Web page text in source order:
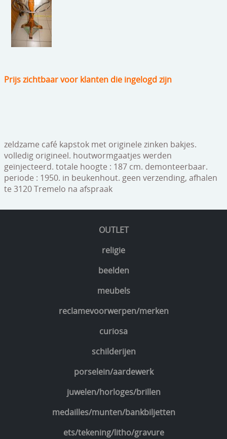
zilverwerk
klokken
tapijten
OUTLET
religie
beelden
meubels
reclamevoorwerpen/merken
curiosa
schilderijen
porselein/aardewerk
juwelen/horloges/brillen
medailles/munten/bankbiljetten
ets/tekening/litho/gravure
Prijs zichtbaar voor klanten die ingelogd zijn
zeldzame café kapstok met originele zinken bakjes.
volledig origineel. houtwormgaatjes werden
geïnjecteerd. totale hoogte : 187 cm. demonteerbaar.
periode : 1950. in beukenhout. geen verzending, afhalen
te 3120 Tremelo na afspraak